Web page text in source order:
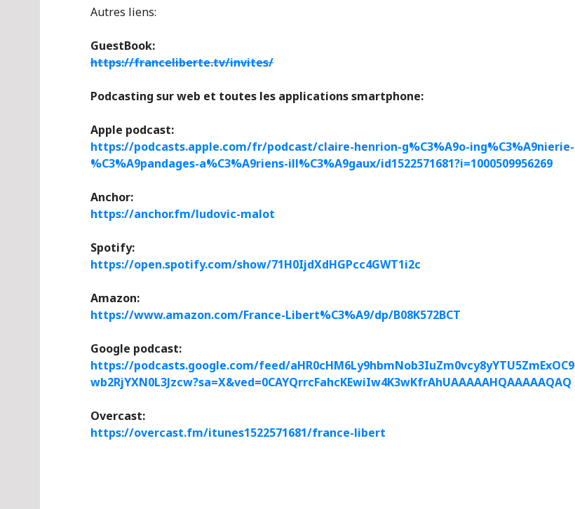
Autres liens:
GuestBook:
https://franceliberte.tv/invites/
Podcasting sur web et toutes les applications smartphone:
Apple podcast:
https://podcasts.apple.com/fr/podcast/claire-henrion-g%C3%A9o-ing%C3%A9nierie-
%C3%A9pandages-a%C3%A9riens-ill%C3%A9gaux/id1522571681?i=1000509956269
Anchor:
https://anchor.fm/ludovic-malot
Spotify:
https://open.spotify.com/show/71H0IjdXdHGPcc4GWT1i2c
Amazon:
https://www.amazon.com/France-Libert%C3%A9/dp/B08K572BCT
Google podcast:
https://podcasts.google.com/feed/aHR0cHM6Ly9hbmNob3IuZm0vcy8yYTU5ZmExOC9
wb2RjYXN0L3Jzcw?sa=X&ved=0CAYQrrcFahcKEwiIw4K3wKfrAhUAAAAAHQAAAAAQAQ
Overcast:
https://overcast.fm/itunes1522571681/france-libert